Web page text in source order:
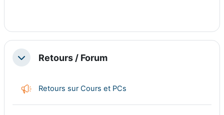
ReplierRetours / Forum
Retours sur Cours et PCs